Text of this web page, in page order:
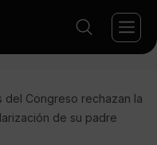
del Congreso rechazan la
de su padre